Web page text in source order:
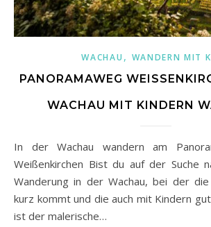
WACHAU , WANDERN MIT
PANORAMAWEG
ACHAU MIT KINDERN
In der Wachau wandern am Panoramaweg Achleiten
Weißenkirchen Bist du auf der Suche
Wanderung in der Wachau, bei der
kurz kommt und die auch mit Kindern
ist der malerische…